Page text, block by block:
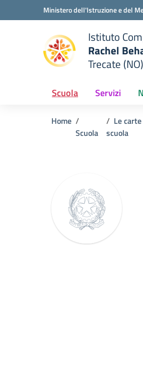
Vai ai contenuti
Vai al menu di navigazioneMinistero dell'Istruzione e del
scuola
Istituto
Rachel
Trecate (NO)
Scuola Servizi
Home
Scuola
Le
scuola